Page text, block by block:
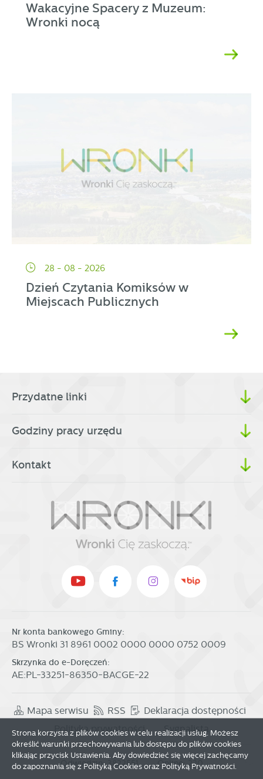
Wakacyjne Spacery z Muzeum:
Wronki nocą
28 - 08 - 2026
Dzień Czytania Komiksów w
Miejscach Publicznych
Przydatne linki
Godziny pracy urzędu
Kontakt
Nr konta bankowego Gminy:
BS Wronki 31 8961 0002 0000 0000 0752 0009
Skrzynka do e-Doręczeń:
AE:PL-33251-86350-BACGE-22
Mapa serwisu RSS
Deklaracja dostępności
Polityka prywatności
Sygnalista
Odwiedzin: 3822551 Online: 220
Strona korzysta z plików cookies w celu realizacji usług. Możesz
określić warunki przechowywania lub dostępu do plików cookies
klikając przycisk Ustawienia. Aby dowiedzieć się więcej zachęcamy
do zapoznania się z Polityką Cookies oraz Polityką Prywatności.